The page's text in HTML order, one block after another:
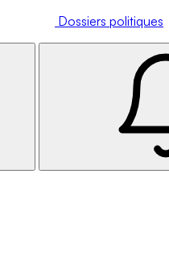
Dossiers politiques